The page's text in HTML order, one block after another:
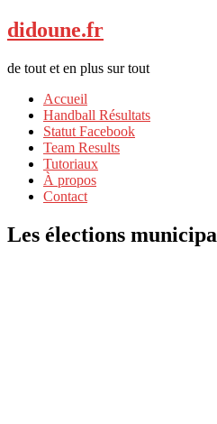
didoune.fr
de tout et en plus sur tout
Accueil
Handball Résultats
Statut Facebook
Team Results
Tutoriaux
À propos
Contact
Les élections